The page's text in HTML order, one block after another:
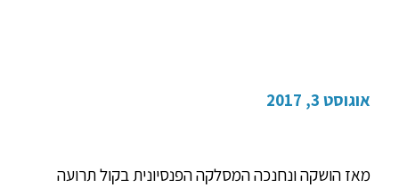
אוגוסט 3, 2017
מאז הושקה ונחנכה המסלקה הפנסיונית בקול תרועה